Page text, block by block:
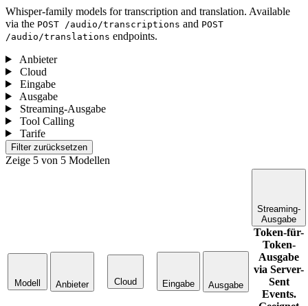
Whisper-family models for transcription and translation. Available
via the POST /audio/transcriptions and POST
/audio/translations endpoints.
Anbieter
Cloud
Eingabe
Ausgabe
Streaming-Ausgabe
Tool Calling
Tarife
Filter zurücksetzen
Zeige 5 von 5 Modellen
Modell Anbieter Cloud Eingabe Ausgabe
Streaming-
Ausgabe
Token-für-
Token-
Ausgabe
via Server-
Sent
Events.